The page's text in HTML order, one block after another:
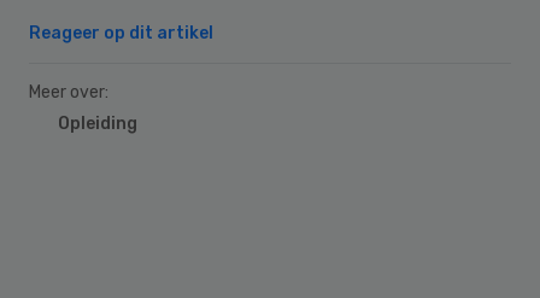
Reageer op dit artikel
Meer over:
Opleiding